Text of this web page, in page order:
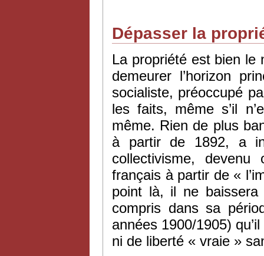
Dépasser la
La propriété est bien
demeurer l’horizon
socialiste, préoccupé
les faits, même s’il
même. Rien de plus
à partir de 1892, a
collectivisme,
français à partir de «
point là, il ne
compris dans sa
années 1900/1905)
ni de liberté « vraie »